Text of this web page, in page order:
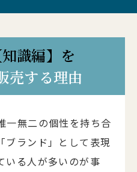
識編】を
売する理由
一無二の個性を持ち合
「ブランド」として表現
いる人が多いのが事